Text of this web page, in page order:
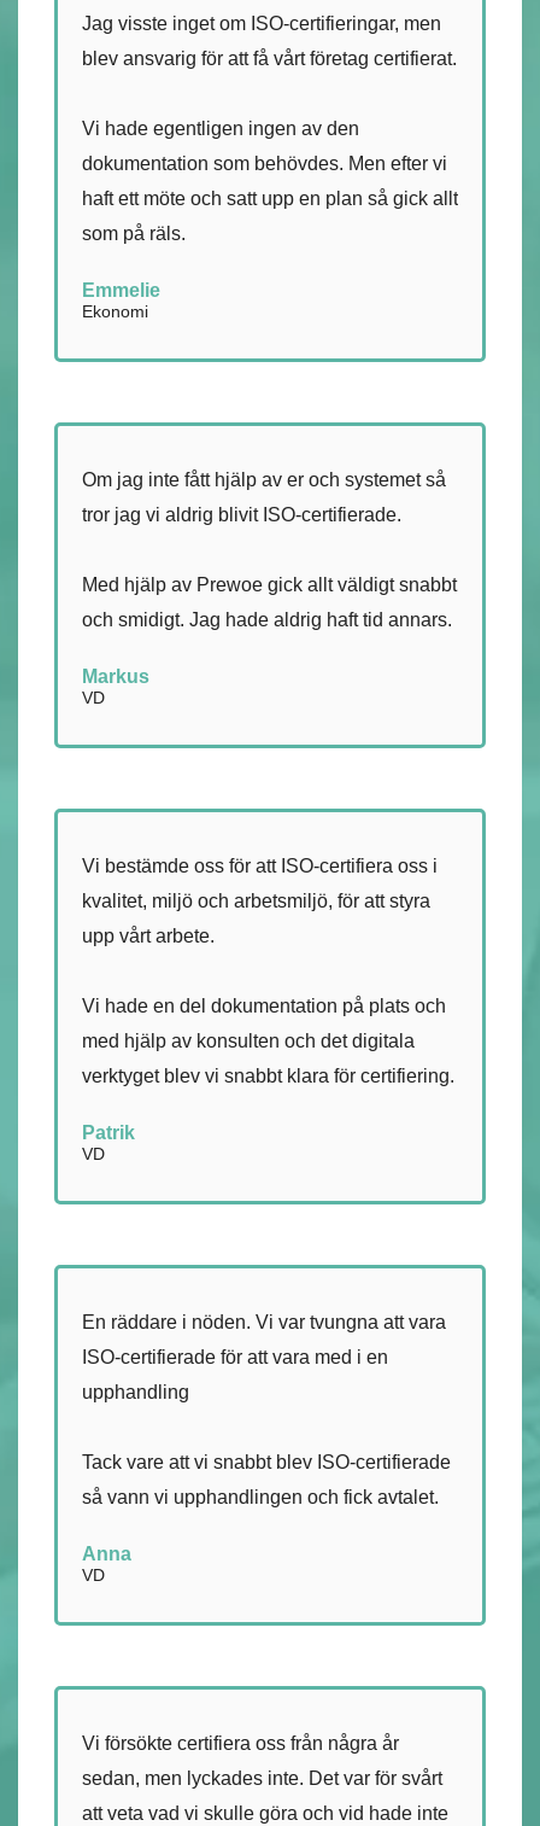
Jag visste inget om ISO-certifieringar, men
blev ansvarig för att få vårt företag certifierat.
Vi hade egentligen ingen av den
dokumentation som behövdes. Men efter vi
haft ett möte och satt upp en plan så gick allt
som på räls.
Emmelie
Ekonomi
Om jag inte fått hjälp av er och systemet så
tror jag vi aldrig blivit ISO-certifierade.
Med hjälp av Prewoe gick allt väldigt snabbt
och smidigt. Jag hade aldrig haft tid annars.
Markus
VD
Vi bestämde oss för att ISO-certifiera oss i
kvalitet, miljö och arbetsmiljö, för att styra
upp vårt arbete.
Vi hade en del dokumentation på plats och
med hjälp av konsulten och det digitala
verktyget blev vi snabbt klara för certifiering.
Patrik
VD
En räddare i nöden. Vi var tvungna att vara
ISO-certifierade för att vara med i en
upphandling
Tack vare att vi snabbt blev ISO-certifierade
så vann vi upphandlingen och fick avtalet.
Anna
VD
Vi försökte certifiera oss från några år
sedan, men lyckades inte. Det var för svårt
att veta vad vi skulle göra och vid hade inte